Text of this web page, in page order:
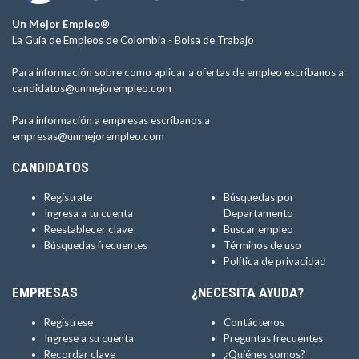
Un Mejor Empleo®
La Guía de Empleos de Colombia - Bolsa de Trabajo
Para información sobre como aplicar a ofertas de empleo escríbanos a
candidatos@unmejorempleo.com
Para información a empresas escríbanos a
empresas@unmejorempleo.com
CANDIDATOS
Regístrate
Ingresa a tu cuenta
Reestablecer clave
Búsquedas frecuentes
Búsquedas por
Departamento
Buscar empleo
Términos de uso
Política de privacidad
EMPRESAS
Regístrese
Ingrese a su cuenta
Recordar clave
¿NECESITA AYUDA?
Contáctenos
Preguntas frecuentes
¿Quiénes somos?